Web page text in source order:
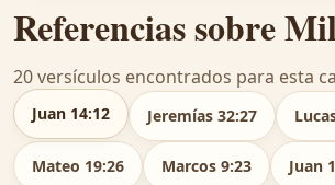
Referencias sobre
20 versículos encontrados para esta
Juan 14:12 Jeremías 32:27
Mateo 19:26 Marcos 9:23 Juan